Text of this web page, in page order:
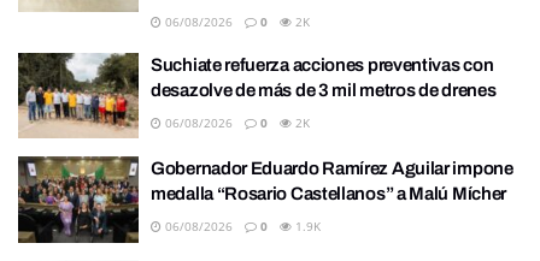
06/08/2026 0 2K
Suchiate refuerza acciones preventivas con
desazolve de más de 3 mil metros de drenes
06/08/2026 0 2K
Gobernador Eduardo Ramírez Aguilar impone
medalla “Rosario Castellanos” a Malú Mícher
06/08/2026 0 1.9K